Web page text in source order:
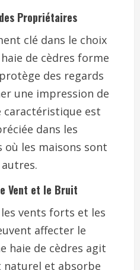
Propriétaires
clé dans le choix
de cèdres forme
des regards
une impression de
caractéristique est
dans les
les maisons sont
Vent et le Bruit
vents forts et les
affecter le
haie de cèdres agit
naturel et absorbe